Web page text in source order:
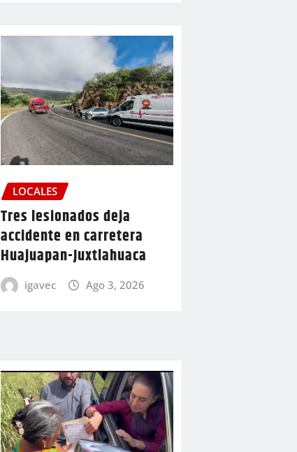
LOCALES
Tres lesionados deja
accidente en carretera
Huajuapan-Juxtlahuaca
igavec Ago 3, 2026